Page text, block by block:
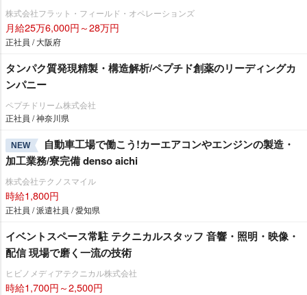
株式会社フラット・フィールド・オペレーションズ
月給25万6,000円～28万円
正社員 / 大阪府
タンパク質発現精製・構造解析/ペプチド創薬のリーディングカ
ンパニー
ペプチドリーム株式会社
正社員 / 神奈川県
NEW
自動車工場で働こう!カーエアコンやエンジンの製造・
加工業務/寮完備 denso aichi
株式会社テクノスマイル
時給1,800円
正社員 / 派遣社員 / 愛知県
イベントスペース常駐 テクニカルスタッフ 音響・照明・映像・
配信 現場で磨く一流の技術
ヒビノメディアテクニカル株式会社
時給1,700円～2,500円